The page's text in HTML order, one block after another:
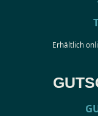
Erhältlich